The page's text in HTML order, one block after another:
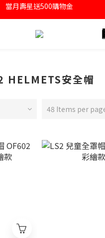
註冊會員即送購物金100
HELMETS安全帽
48 Items per